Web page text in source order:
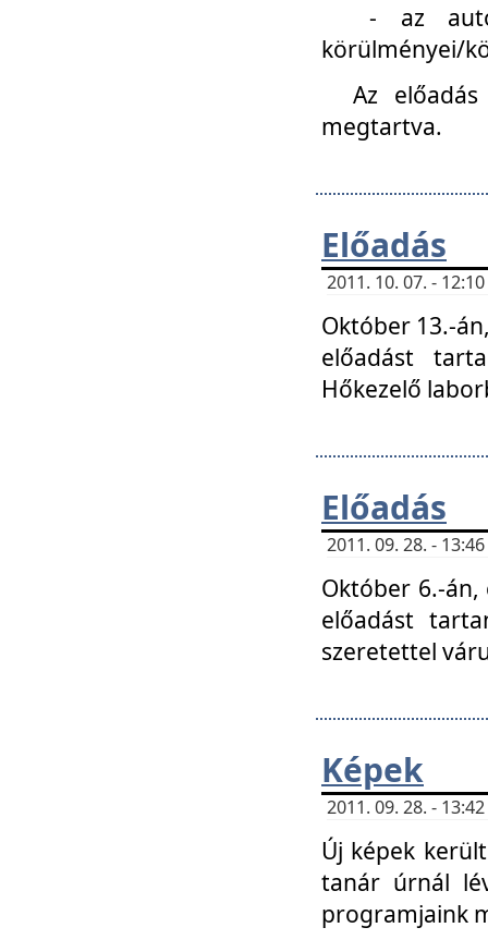
- az
körülményei/
Az
megtartva.
Előadás
2011. 10. 07. -
Október 13.-
előadást
Hőkezelő
Előadás
2011. 09. 28. -
Október 6.-
előadást
szeretettel
Képek
2011. 09. 28. -
Új képek
tanár úrnál
programjaink